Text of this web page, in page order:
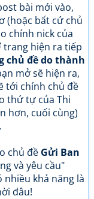
bài mới vào,
(hoặc bất cứ chủ
chính nick của
trang hiện ra tiếp
chủ đề do thành
mở sẽ hiện ra,
tới chính chủ đề
thứ tự của Thi
hơn, cuối cùng)
chủ đề Gửi Ban
và yêu cầu"
khả năng là
đâu!